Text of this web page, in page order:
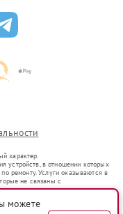
характер.
устройств, в отношении которых
ремонту. Услуги оказываются в
не связаны с
представителями.
оборот в соответствии
можете